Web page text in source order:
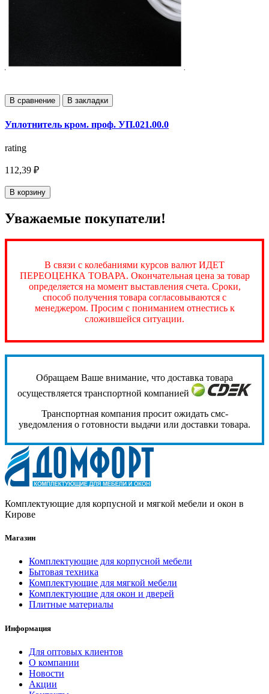
В сравнение В закладки
Уплотнитель кром. проф. УП.021.00.0
rating
112,39 ₽
В корзину
Уважаемые покупатели!
В связи с колебаниями курсов валют ИДЕТ
ПЕРЕОЦЕНКА ТОВАРА. Окончательная цена за товар
определяется на момент выставления счета. Сроки,
способ получения товара согласовываются с
менеджером. Просим с пониманием отнестись к
сложившейся ситуации.
Обращаем Ваше внимание, что доставка товара
осуществляется транспортной компанией
Транспортная компания просит ожидать смс-
уведомления о готовности выдачи или доставки товара.
Комплектующие для корпусной и мягкой мебели и окон в
Кирове
Магазин
Комплектующие для корпусной мебели
Бытовая техника
Комплектующие для мягкой мебели
Комплектующие для окон и дверей
Плитные материалы
Информация
Для оптовых клиентов
О компании
Новости
Акции